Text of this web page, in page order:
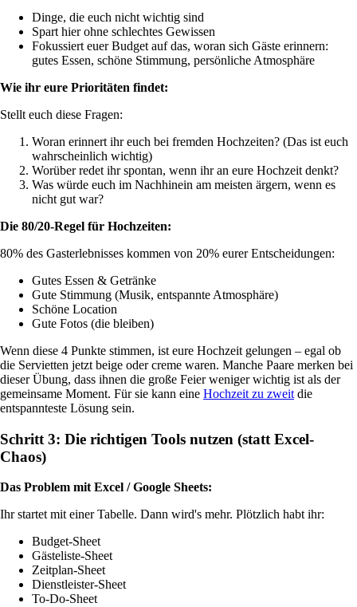
Dinge, die euch nicht wichtig sind
Spart hier ohne schlechtes Gewissen
Fokussiert euer Budget auf das, woran sich Gäste erinnern:
gutes Essen, schöne Stimmung, persönliche Atmosphäre
Wie ihr eure Prioritäten findet:
Stellt euch diese Fragen:
Woran erinnert ihr euch bei fremden Hochzeiten? (Das ist euch
wahrscheinlich wichtig)
Worüber redet ihr spontan, wenn ihr an eure Hochzeit denkt?
Was würde euch im Nachhinein am meisten ärgern, wenn es
nicht gut war?
Die 80/20-Regel für Hochzeiten:
80% des Gasterlebnisses kommen von 20% eurer Entscheidungen:
Gutes Essen & Getränke
Gute Stimmung (Musik, entspannte Atmosphäre)
Schöne Location
Gute Fotos (die bleiben)
Wenn diese 4 Punkte stimmen, ist eure Hochzeit gelungen – egal ob
die Servietten jetzt beige oder creme waren. Manche Paare merken bei
dieser Übung, dass ihnen die große Feier weniger wichtig ist als der
gemeinsame Moment. Für sie kann eine Hochzeit zu zweit die
entspannteste Lösung sein.
Schritt 3: Die richtigen Tools nutzen (statt Excel-
Chaos)
Das Problem mit Excel / Google Sheets:
Ihr startet mit einer Tabelle. Dann wird's mehr. Plötzlich habt ihr:
Budget-Sheet
Gästeliste-Sheet
Zeitplan-Sheet
Dienstleister-Sheet
To-Do-Sheet